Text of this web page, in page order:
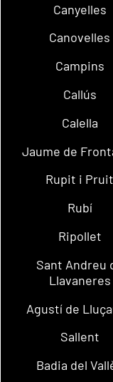
Canyelles
Canovelles
Campins
Callús
Calella
Jaume de
Rupit i Pruit
Rubí
Ripollet
Sant Andreu
Llavaneres
Agustí de
Sallent
Badia del